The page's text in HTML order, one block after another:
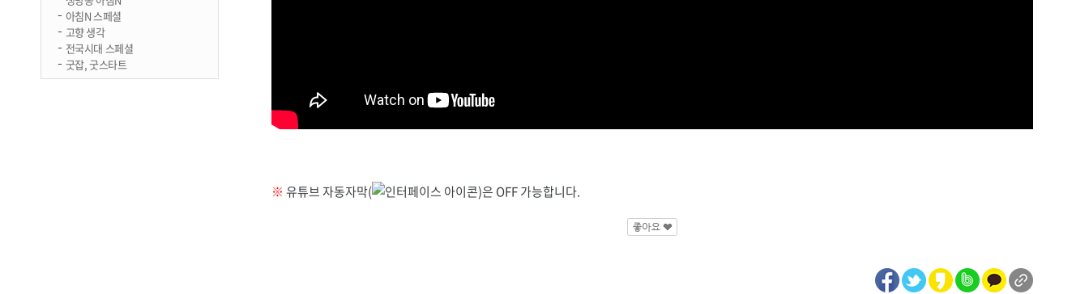
아침N 스페셜
고향 생각
전국시대 스페셜
굿잡, 굿스타트
※ 유튜브 자동자막( )은 OFF 가능합니다.